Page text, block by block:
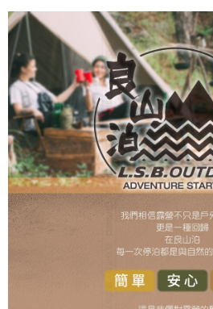
宅配
配送毎にNT$60、NT$699以上で送料
離島宅配
配送毎にNT$200
網購自取
送料無料